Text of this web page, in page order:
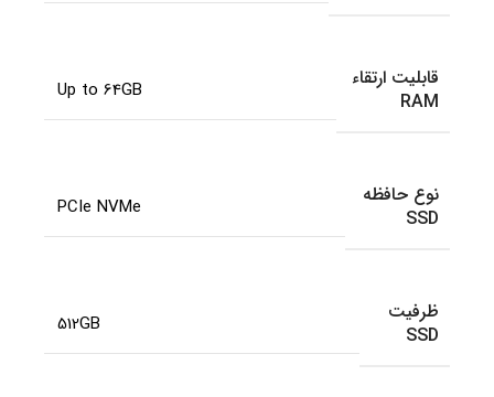
قابلیت ارتقاء
RAM
Up to 64GB
نوع حافظه
SSD
PCIe NVMe
ظرفیت
SSD
512GB